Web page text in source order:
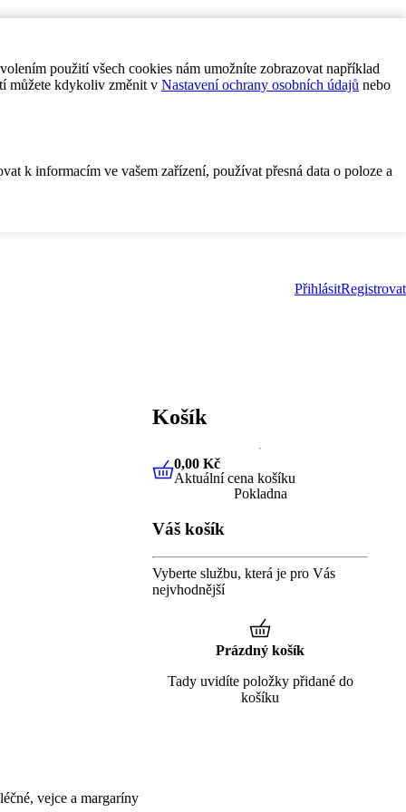
použití všech cookies nám umožníte zobrazovat například
můžete kdykoliv změnit v Nastavení ochrany osobních údajů nebo
k informacím ve vašem zařízení, používat přesná data o poloze a
PřihlásitRegistrovat
vejce a margaríny
Košík
0,00 KčAktuální cena košíku
0,00 Kč
Aktuální cena košíku
Pokladna
Váš košík
Vyberte službu, která je pro Vás
nejvhodnější
Prázdný košík
Tady uvidíte položky přidané do
košíku